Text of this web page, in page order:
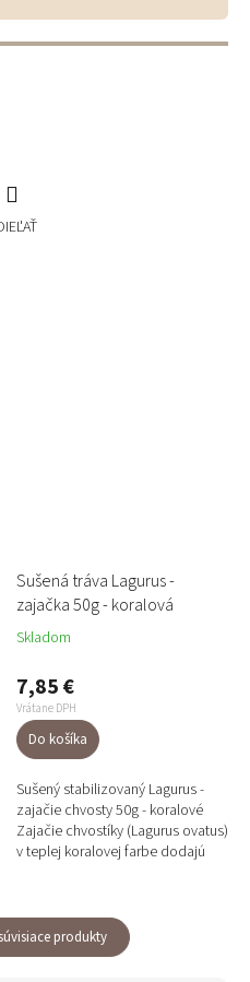
Sušená tráva Lagurus -
zajačka 50g - koralová
Skladom
7,85 €
Vrátane DPH
Do košíka
Sušený stabilizovaný Lagurus -
zajačie chvosty 50g - koralové
Zajačie chvostíky (Lagurus ovatus)
v teplej koralovej farbe dodajú
produkty